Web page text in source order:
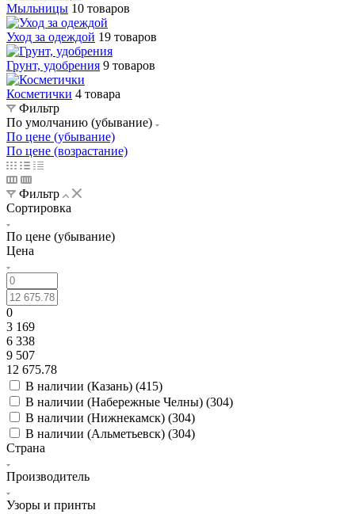
Мыльницы 10 товаров
Уход за одеждой 19 товаров
Грунт, удобрения 9 товаров
Косметички 4 товара
Фильтр
По умолчанию (убывание)
По цене (убывание)
По цене (возрастание)
Фильтр
Сортировка
По цене (убывание)
Цена
0
3 169
6 338
9 507
12 675.78
В наличии (Казань) (415)
В наличии (Набережные Челны) (304)
В наличии (Нижнекамск) (304)
В наличии (Альметьевск) (304)
Страна
Производитель
Узоры и принты